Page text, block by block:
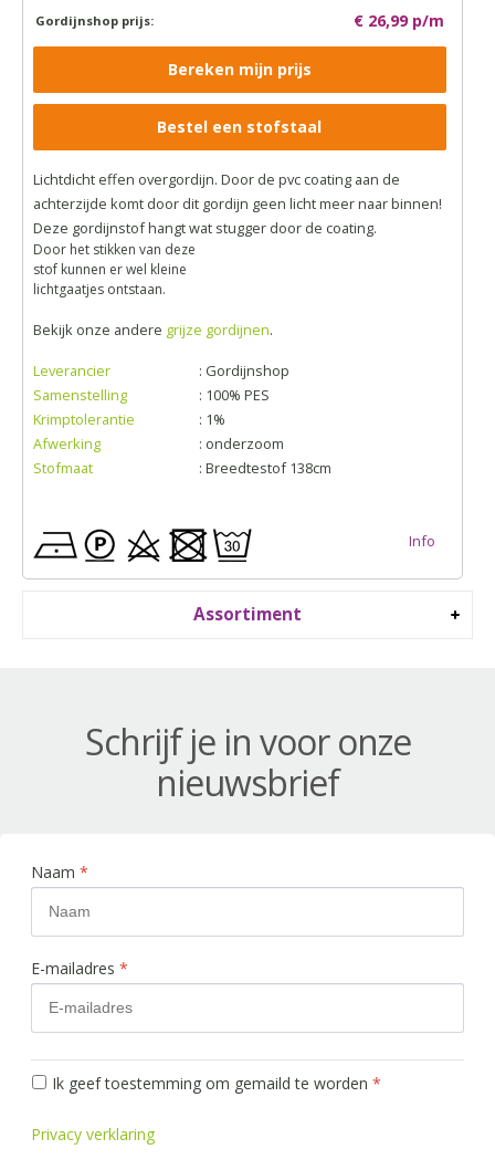
Assortiment
Gordijnshop prijs: € 26,99 p/m
Bereken mijn prijs
Bestel een stofstaal
Lichtdicht effen overgordijn. Door de pvc coating aan de
achterzijde komt door dit gordijn geen licht meer naar binnen!
Deze gordijnstof hangt wat stugger door de coating.
Door het stikken van deze
stof kunnen er wel kleine
lichtgaatjes ontstaan.
Bekijk onze andere grijze gordijnen.
Leverancier
: Gordijnshop
Samenstelling
: 100% PES
Krimptolerantie
: 1%
Afwerking
: onderzoom
Stofmaat
: Breedtestof 138cm
Info
Schrijf je in voor onze
nieuwsbrief
Naam *
E-mailadres *
Ik geef toestemming om gemaild te worden *
Privacy verklaring